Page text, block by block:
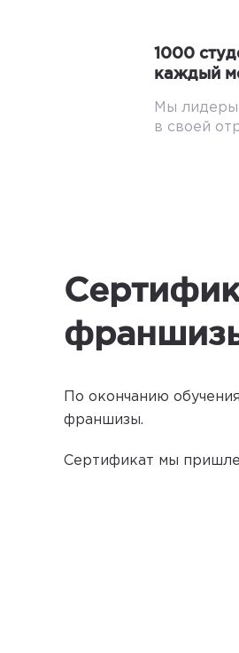
1000
каждый
Мы лидеры
в своей
По окончанию
франшизы.
Сертификат мы